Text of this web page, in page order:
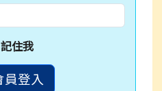
記住我
員登入